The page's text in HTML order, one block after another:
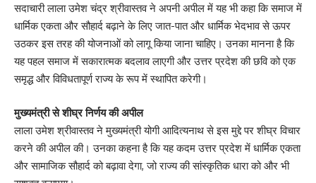
सदाचारी लाला उमेश चंद्र श्रीवास्तव ने अपनी अपील में यह भी कहा कि समाज में
धार्मिक एकता और सौहार्द बढ़ाने के लिए जात-पात और धार्मिक भेदभाव से ऊपर
उठकर इस तरह की योजनाओं को लागू किया जाना चाहिए। उनका मानना है कि
यह पहल समाज में सकारात्मक बदलाव लाएगी और उत्तर प्रदेश की छवि को एक
समृद्ध और विविधतापूर्ण राज्य के रूप में स्थापित करेगी।
मुख्यमंत्री से शीघ्र निर्णय की अपील
लाला उमेश श्रीवास्तव ने मुख्यमंत्री योगी आदित्यनाथ से इस मुद्दे पर शीघ्र विचार
करने की अपील की। उनका कहना है कि यह कदम उत्तर प्रदेश में धार्मिक एकता
और सामाजिक सौहार्द को बढ़ावा देगा, जो राज्य की सांस्कृतिक धारा को और भी